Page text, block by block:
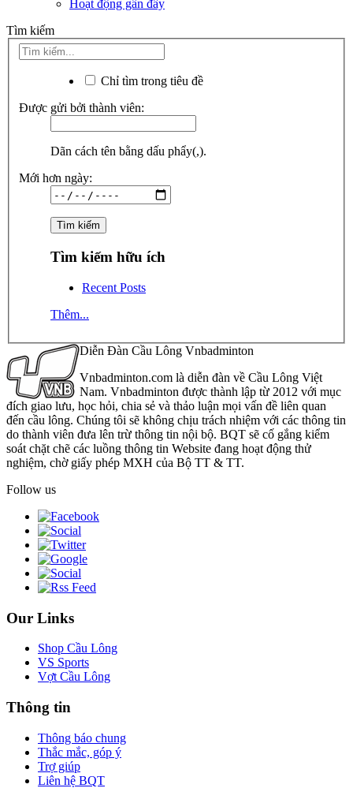
Hoạt động gần đây
Tìm kiếm
Chỉ tìm trong tiêu đề
Được gửi bởi thành viên:
Dãn cách tên bằng dấu phẩy(,).
Mới hơn ngày:
Tìm kiếm hữu ích
Recent Posts
Thêm...
Diễn Đàn Cầu Lông Vnbadminton
Vnbadminton.com là diễn đàn về Cầu Lông Việt
Nam. Vnbadminton được thành lập từ 2012 với mục
đích giao lưu, học hỏi, chia sẻ và thảo luận mọi vấn đề liên quan
đến cầu lông. Chúng tôi sẽ không chịu trách nhiệm với các thông tin
do thành viên đưa lên trừ thông tin nội bộ. BQT sẽ cố gắng kiểm
soát chặt chẽ các luồng thông tin Website đang hoạt động thử
nghiệm, chờ giấy phép MXH của Bộ TT & TT.
Follow us
Our Links
Shop Cầu Lông
VS Sports
Vợt Cầu Lông
Thông tin
Thông báo chung
Thắc mắc, góp ý
Trợ giúp
Liên hệ BQT